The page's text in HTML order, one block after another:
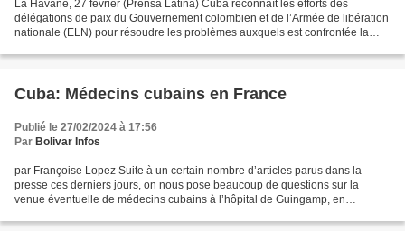
La Havane, 27 février (Prensa Latina) Cuba reconnaît les efforts des
délégations de paix du Gouvernement colombien et de l’Armée de libération
nationale (ELN) pour résoudre les problèmes auxquels est confrontée la
Cuba: Médecins cubains en France
Publié le 27/02/2024 à 17:56
Par Bolivar Infos
par Françoise Lopez Suite à un certain nombre d’articles parus dans la
presse ces derniers jours, on nous pose beaucoup de questions sur la
venue éventuelle de médecins cubains à l’hôpital de Guingamp, en